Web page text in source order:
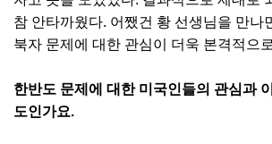
참 안타까웠다. 어쨌건 황 선생님을 만나
북자 문제에 대한 관심이 더욱 본격적으
한반도 문제에 대한 미국인들의 관심과
도인가요.